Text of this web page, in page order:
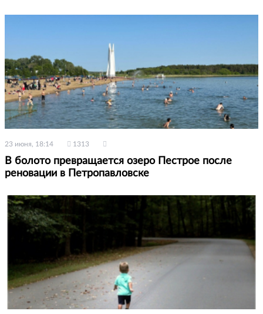
23 июня, 18:14 1313
В болото превращается озеро Пестрое после
реновации в Петропавловске